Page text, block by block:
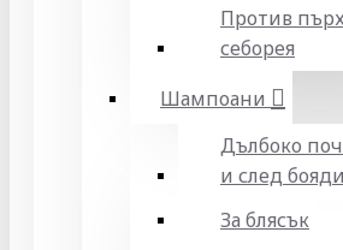
Против
себорея
Шампоани
Дълбоко
и след
За блясък